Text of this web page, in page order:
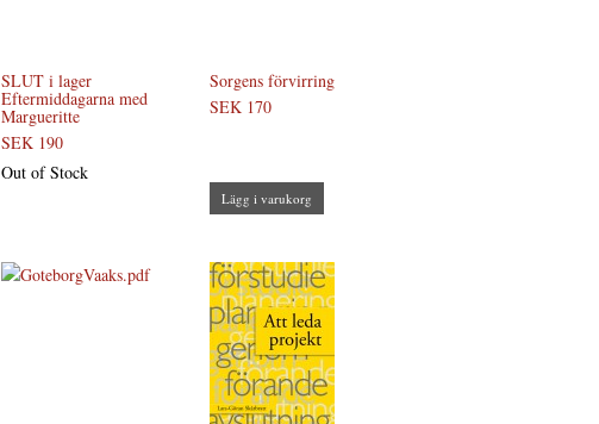
SLUT i lager
Eftermiddagarna med
Margueritte
SEK 190
Out of Stock
Sorgens förvirring
SEK 170
Lägg i varukorg